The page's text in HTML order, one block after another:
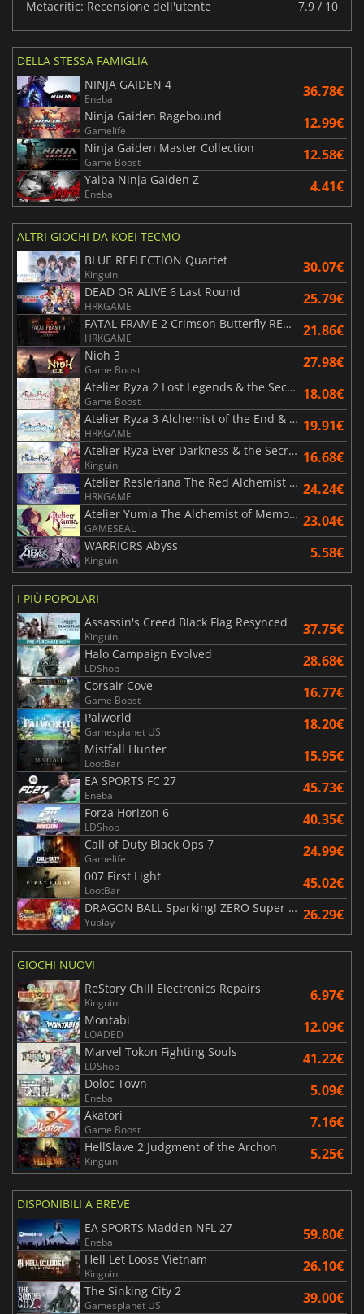
Metacritic: Recensione dell'utente 7.9 / 10
DELLA STESSA FAMIGLIA
NINJA GAIDEN 4
Eneba 36.78€
Ninja Gaiden Ragebound
Gamelife 12.99€
Ninja Gaiden Master Collection
Game Boost 12.58€
Yaiba Ninja Gaiden Z
Eneba 4.41€
ALTRI GIOCHI DA KOEI TECMO
BLUE REFLECTION Quartet
Kinguin 30.07€
DEAD OR ALIVE 6 Last Round
HRKGAME 25.79€
FATAL FRAME 2 Crimson Butterfly REMAKE
HRKGAME 21.86€
Nioh 3
Game Boost 27.98€
Atelier Ryza 2 Lost Legends & the Secret Fairy DX
Game Boost 18.08€
Atelier Ryza 3 Alchemist of the End & the Secret Key DX
HRKGAME 19.91€
Atelier Ryza Ever Darkness & the Secret Hideout DX
Kinguin 16.68€
Atelier Resleriana The Red Alchemist & the White Guardian
HRKGAME 24.24€
Atelier Yumia The Alchemist of Memories & the Envisioned Land
GAMESEAL 23.04€
WARRIORS Abyss
Kinguin 5.58€
I PIÙ POPOLARI
Assassin's Creed Black Flag Resynced
Kinguin 37.75€
Halo Campaign Evolved
LDShop 28.68€
Corsair Cove
Game Boost 16.77€
Palworld
Gamesplanet US 18.20€
Mistfall Hunter
LootBar 15.95€
EA SPORTS FC 27
Eneba 45.73€
Forza Horizon 6
LDShop 40.35€
Call of Duty Black Ops 7
Gamelife 24.99€
007 First Light
LootBar 45.02€
DRAGON BALL Sparking! ZERO Super Limit Breaking NEO
Yuplay 26.29€
GIOCHI NUOVI
ReStory Chill Electronics Repairs
Kinguin 6.97€
Montabi
LOADED 12.09€
Marvel Tokon Fighting Souls
LDShop 41.22€
Doloc Town
Eneba 5.09€
Akatori
Game Boost 7.16€
HellSlave 2 Judgment of the Archon
Kinguin 5.25€
DISPONIBILI A BREVE
EA SPORTS Madden NFL 27
Eneba 59.80€
Hell Let Loose Vietnam
Kinguin 26.10€
The Sinking City 2
Gamesplanet US 39.00€